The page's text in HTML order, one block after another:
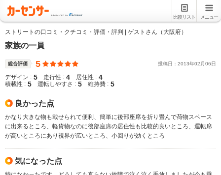
比較リスト メニュー
ストリートの口コミ・クチコミ・評価・評判 | ゲストさん（大阪府）
家族の一員
総合評価 5 投稿日： 2013年02 月06日
デザイン : 5 走行性 : 4 居住性 : 4
積載性 : 5 運転しやすさ : 5 維持費 : 5
良かった点
かなり大きな物も載せられて便利、簡単に後部座席を折り畳んで荷物スペース
に出来るところ、軽貨物なのに後部座席の居住性も比較的良いところ、運転席
が高いところにあり視界が広いところ、小回りが効くところ
気になった点